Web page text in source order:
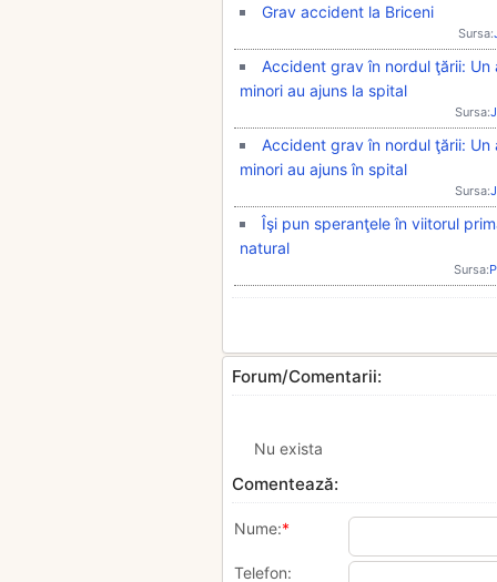
Grav accident la Briceni
Sursa:
Accident grav în nordul ţării:
minori au ajuns la spital
Sursa:
Accident grav în nordul ţării:
minori au ajuns în spital
Sursa:
Îşi pun speranţele în viitorul
natural
Sursa:
Forum/Comentarii:
Nu exista
Comentează:
Nume:*
Telefon: